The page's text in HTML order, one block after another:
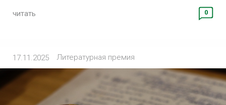
читать 0
17.11.2025 Литературная премия